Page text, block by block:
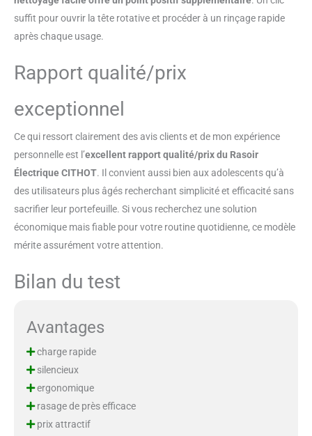
suffit pour ouvrir la tête rotative et procéder à un rinçage rapide
après chaque usage.
Rapport qualité/prix
exceptionnel
Ce qui ressort clairement des avis clients et de mon expérience
personnelle est l’excellent rapport qualité/prix du Rasoir
Électrique CITHOT. Il convient aussi bien aux adolescents qu’à
des utilisateurs plus âgés recherchant simplicité et efficacité sans
sacrifier leur portefeuille. Si vous recherchez une solution
économique mais fiable pour votre routine quotidienne, ce modèle
mérite assurément votre attention.
Bilan du test
Avantages
charge rapide
silencieux
ergonomique
rasage de près efficace
prix attractif